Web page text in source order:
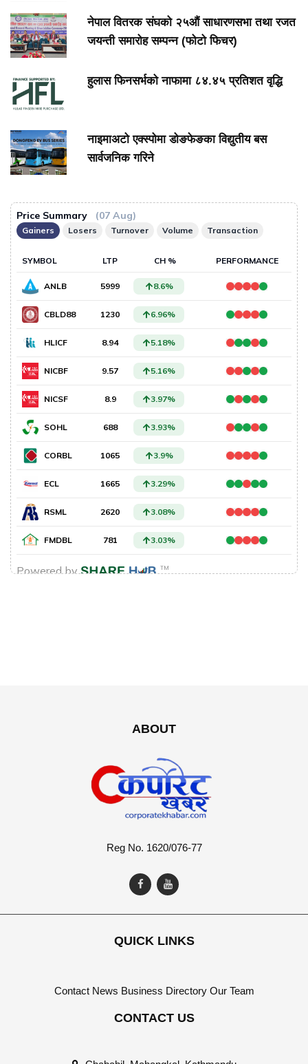
नेपाल वितरक संघको २५औं साधारणसभा तथा रजत
जयन्ती समारोह सम्पन्न (फोटो फिचर)
हुलास फिनसर्भको नाफामा ८४.४५ प्रतिशत वृद्धि
नाइमाअटो एक्स्पोमा डोङफेङका विद्युतीय बस
सार्वजनिक गरिने
ABOUT
Reg No. 1620/076-77
QUICK LINKS
Contact News Business Directory Our Team
CONTACT US